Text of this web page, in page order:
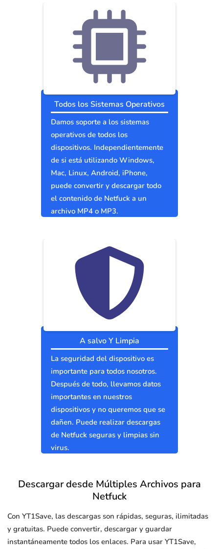
Todos los Sistemas Operativos
Damos soporte a los sistemas
operativos de todos los
dispositivos. Independientemente
de si está utilizando Windows,
Mac, Linux, Android, iPhone,
puede convertir y descargar todo
el contenido de Netfuck a un
archivo MP4 o MP3.
A salvo Y Limpia
La seguridad del dispositivo es
importante para todos nosotros.
Después de todo, llevamos datos
importantes en nuestros
dispositivos y no queremos que se
dañen. Puede realizar descargas
de Netfuck seguras y limpias sin
virus.
Descargar desde Múltiples Archivos para
Netfuck
Con YT1Save, las descargas son rápidas, seguras, ilimitadas
y gratuitas. Puede convertir, descargar y guardar
instantáneamente todos los enlaces. Para usar YT1Save,